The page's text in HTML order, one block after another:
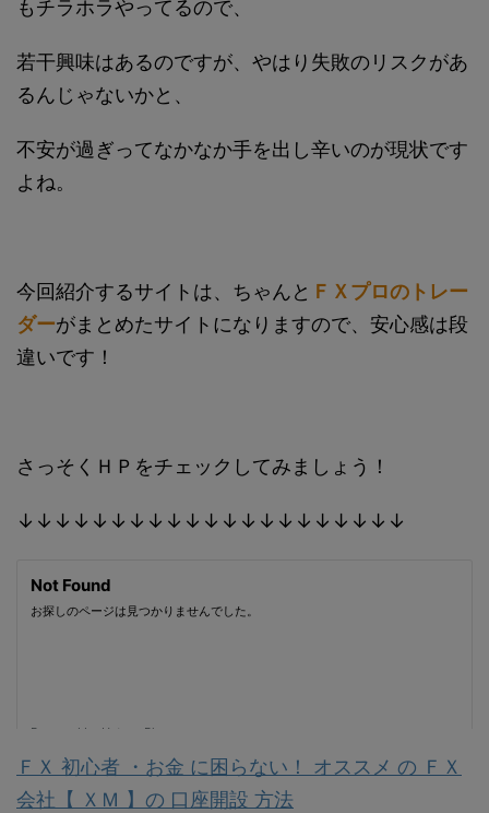
もチラホラやってるので、
若干興味はあるのですが、やはり失敗のリスクがあ
るんじゃないかと、
不安が過ぎってなかなか手を出し辛いのが現状です
よね。
今回紹介するサイトは、ちゃんと ＦＸプロのトレー
ダーがまとめたサイトになりますので、安心感は段
違いです！
さっそくＨＰをチェックしてみましょう！
↓↓↓↓↓↓↓↓↓↓↓↓↓↓↓↓↓↓↓↓↓
ＦＸ 初心者 ・お金 に困らない！ オススメ の ＦＸ
会社【 ＸＭ 】の 口座開設 方法